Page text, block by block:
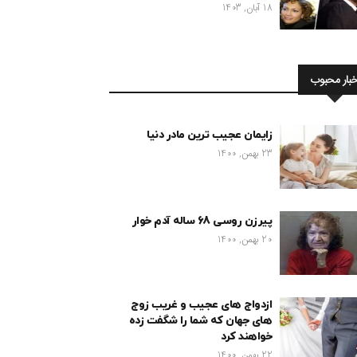
18 آبان, 1403
محبوب
زایمان عجیب ترین مادر دنیا
23 بهمن, 1400
پیرزن روسی 68 ساله آدم خوار
20 بهمن, 1400
ازدواج های عجیب و غریب زوج
های جهان که شما را شگفت زده
خواهند کرد